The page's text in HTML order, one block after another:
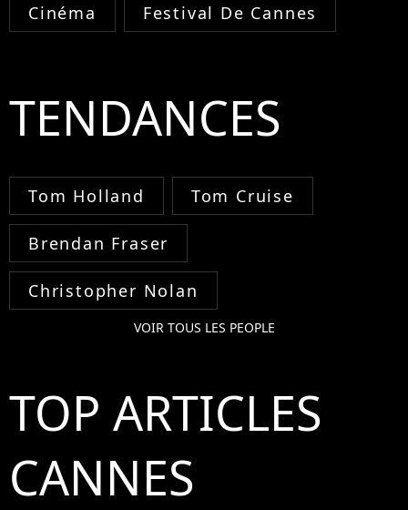
Cinéma Festival De Cannes
TENDANCES
Tom Holland Tom Cruise
Brendan Fraser
Christopher Nolan
VOIR TOUS LES PEOPLE
TOP ARTICLES
CANNES